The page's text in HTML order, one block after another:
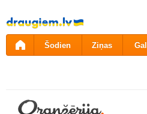
Pāriet
uz
saturu
Šodien Ziņas